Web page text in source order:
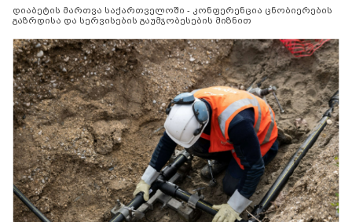
დიაბეტის მართვა საქართველოში - კონფერენცია ცნობიერების
გაზრდისა და სერვისების გაუმჯობესების მიზნით